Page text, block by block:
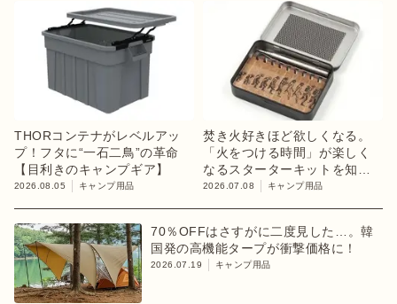
THORコンテナがレベルアッ
プ！フタに“一石二鳥”の革命
【目利きのキャンプギア】
2026.08.05 キャンプ用品
焚き火好きほど欲しくなる。
「火をつける時間」が楽しく
なるスターターキットを知っ
てますか？
2026.07.08 キャンプ用品
70％OFFはさすがに二度見した…。韓
国発の高機能タープが衝撃価格に！
2026.07.19 キャンプ用品